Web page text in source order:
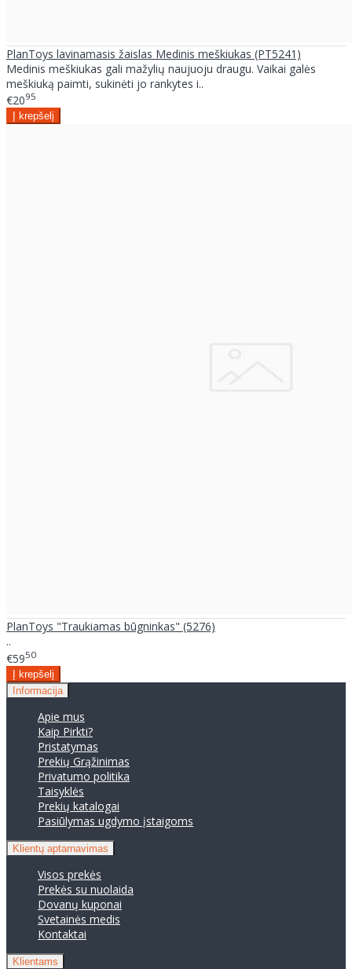
PlanToys lavinamasis žaislas Medinis meškiukas (PT5241)
Medinis meškiukas gali mažylių naujuoju draugu. Vaikai galės
meškiuką paimti, sukinėti jo rankytes i..
€2095
PlanToys "Traukiamas būgninkas" (5276)
..
€5950
Informacija
Apie mus
Kaip Pirkti?
Pristatymas
Prekių Grąžinimas
Privatumo politika
Taisyklės
Prekių katalogai
Pasiūlymas ugdymo įstaigoms
Klientų aptarnavimas
Visos prekės
Prekės su nuolaida
Dovanų kuponai
Svetainės medis
Kontaktai
Klientams